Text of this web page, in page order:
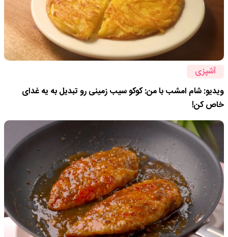
آشپزی
ویدیو: شام امشب با من: کوکو سیب زمینی رو تبدیل به یه غدای
خاص کن!